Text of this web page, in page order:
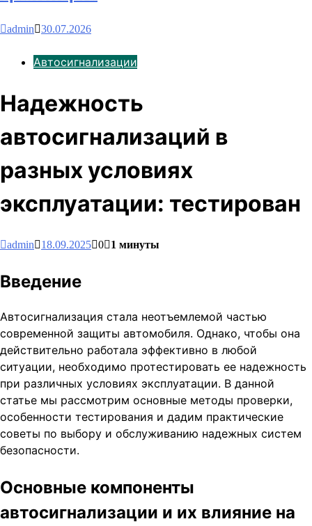
admin 30.07.2026
Автосигнализации
Надежность
автосигнализаций в
разных условиях
эксплуатации: тестирован
admin 18.09.2025 0 1 минуты
Введение
Автосигнализация стала неотъемлемой частью
современной защиты автомобиля. Однако, чтобы она
действительно работала эффективно в любой
ситуации, необходимо протестировать ее надежность
при различных условиях эксплуатации. В данной
статье мы рассмотрим основные методы проверки,
особенности тестирования и дадим практические
советы по выбору и обслуживанию надежных систем
безопасности.
Основные компоненты
автосигнализации и их влияние на